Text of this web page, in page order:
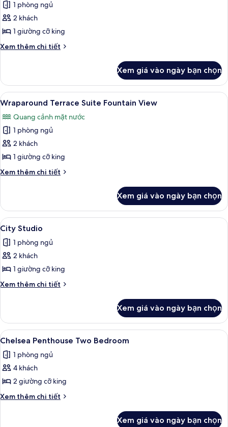
cả
ảnh
Terrace
One
Accessible
1 phòng ngủ
2 khách
1 giường cỡ king
Xem thêm chi tiết
Chi
Terrace
One
Bedroom
Suite
Accessible
Xem giá vào ngày bạn chọn
Xem
tất
cả
ảnh
Wraparound
Terrace
Suite
Fountain
Wraparound Terrace Suite
5
Wraparound Terrace Suite Fountain View
Quang cảnh mặt nước
1 phòng ngủ
2 khách
1 giường cỡ king
Xem thêm chi tiết
Chi
Wraparound
Terrace
Suite
Fountain
View
Xem giá vào ngày bạn chọn
Xem
tất
cả
ảnh
City
Studio
City Studio | Bộ trải giường bằng
4
City Studio
1 phòng ngủ
2 khách
1 giường cỡ king
Xem thêm chi tiết
Chi
City
Studio
Xem giá vào ngày bạn chọn
Xem
tất
cả
ảnh
Chelsea
Penthouse
Bộ trải giường bằng vải cotton Ai
5
Chelsea Penthouse Two Bedroom
1 phòng ngủ
4 khách
2 giường cỡ king
Xem thêm chi tiết
Chi
Xem giá vào ngày bạn chọn